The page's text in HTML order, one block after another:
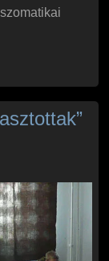
Szövetség